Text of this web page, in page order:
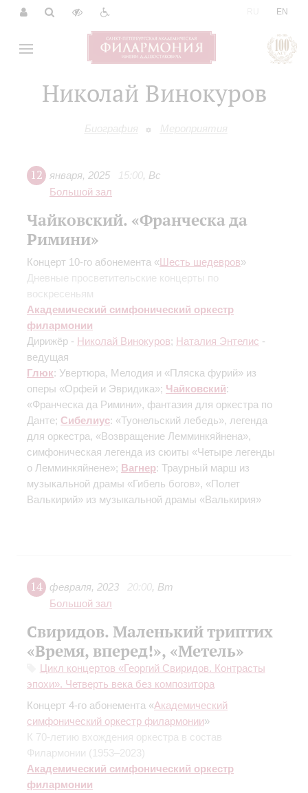
EN
Николай Винокуров
Биография Мероприятия
12 января, 2025 15:00, Вс
Большой зал
Чайковский. «Франческа да
Римини»
Концерт 10-го абонемента «Шесть шедевров»
Дневные просветительские концерты по
воскресеньям
Академический симфонический оркестр
филармонии
Дирижёр - Николай Винокуров; Наталия Энтелис -
ведущая
Глюк: Увертюра, Мелодия и «Пляска фурий» из
оперы «Орфей и Эвридика»; Чайковский:
«Франческа да Римини», фантазия для оркестра по
Данте; Сибелиус: «Туонельский лебедь», легенда
для оркестра, «Возвращение Лемминкяйнена»,
симфоническая легенда из сюиты «Четыре легенды
о Лемминкяйнене»; Вагнер: Траурный марш из
музыкальной драмы «Гибель богов», «Полет
Валькирий» из музыкальной драмы «Валькирия»
14 февраля, 2023 20:00, Вт
Большой зал
Свиридов. Маленький триптих
«Время, вперед!», «Метель»
Цикл концертов «Георгий Свиридов. Контрасты
эпохи». Четверть века без композитора
Концерт 4-го абонемента «Академический
симфонический оркестр филармонии»
К 70-летию вхождения оркестра в состав
Филармонии (1953–2023)
Академический симфонический оркестр
филармонии